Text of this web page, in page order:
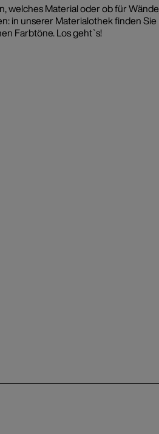
welches Material oder ob für
in unserer Materialothek finden Sie
Farbtöne. Los geht`s!